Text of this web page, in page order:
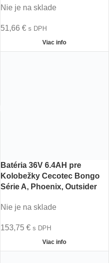
Nie je na sklade
51,66 € s DPH
Viac info
Batéria 36V 6.4AH pre
Kolobežky Cecotec Bongo
Série A, Phoenix, Outsider
Nie je na sklade
153,75 € s DPH
Viac info